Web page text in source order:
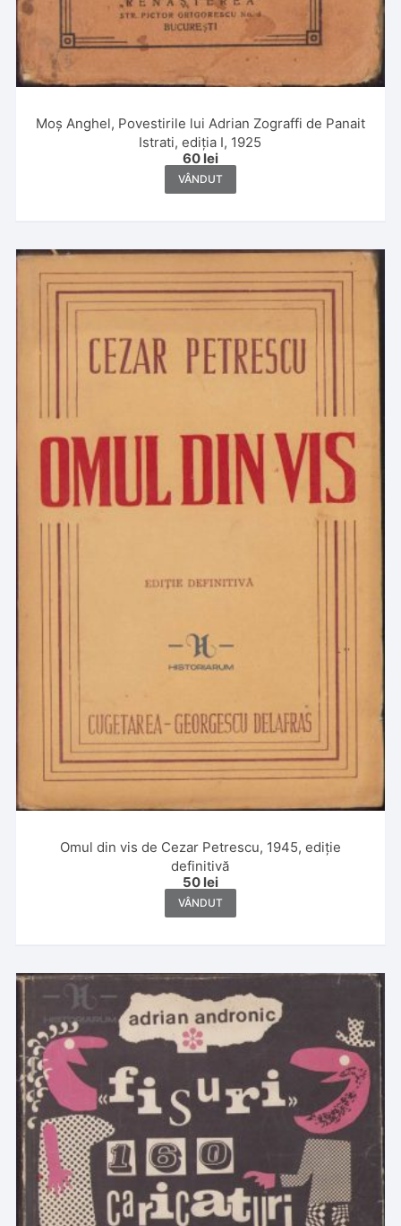
Moș Anghel, Povestirile lui Adrian Zograffi de Panait
Istrati, ediția I, 1925
60 lei
VÂNDUT
Omul din vis de Cezar Petrescu, 1945, ediție
definitivă
50 lei
VÂNDUT